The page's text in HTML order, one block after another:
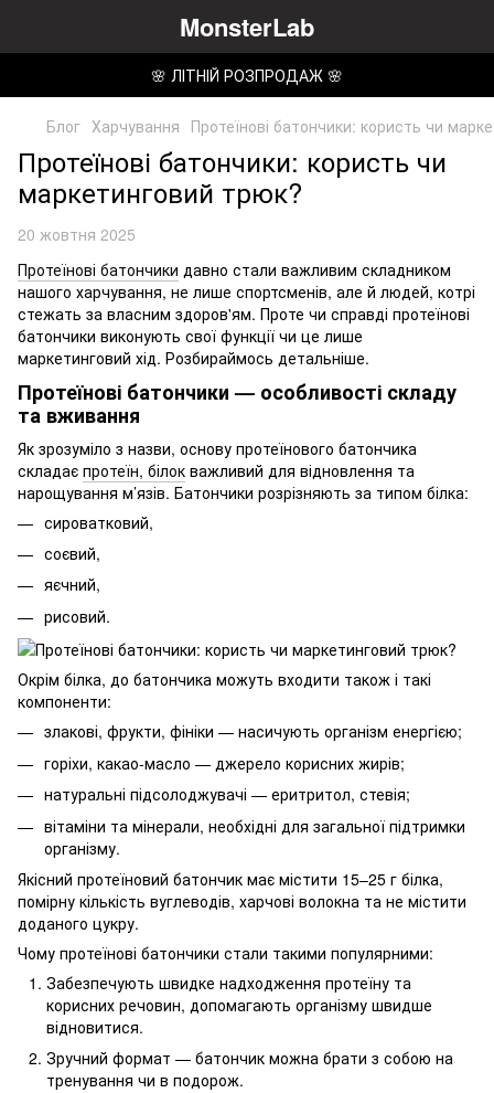
MonsterLab
🌸 ЛІТНІЙ РОЗПРОДАЖ 🌸
Блог Харчування Протеїнові батончики: користь чи
Протеїнові батончики: користь чи
маркетинговий трюк?
20 жовтня 2025
Протеїнові батончики давно стали важливим складником
нашого харчування, не лише спортсменів, але й людей, котрі
стежать за власним здоров'ям. Проте чи справді протеїнові
батончики виконують свої функції чи це лише
маркетинговий хід. Розбираймось детальніше.
Протеїнові батончики — особливості складу
та вживання
Як зрозуміло з назви, основу протеїнового батончика
складає протеїн, білок важливий для відновлення та
нарощування м’язів. Батончики розрізняють за типом білка:
сироватковий,
соєвий,
яєчний,
рисовий.
Окрім білка, до батончика можуть входити також і такі
компоненти:
злакові, фрукти, фініки — насичують організм енергією;
горіхи, какао-масло — джерело корисних жирів;
натуральні підсолоджувачі — еритритол, стевія;
вітаміни та мінерали, необхідні для загальної підтримки
організму.
Якісний протеїновий батончик має містити 15–25 г білка,
помірну кількість вуглеводів, харчові волокна та не містити
доданого цукру.
Чому протеїнові батончики стали такими популярними:
Забезпечують швидке надходження протеїну та
корисних речовин, допомагають організму швидше
відновитися.
Зручний формат — батончик можна брати з собою на
тренування чи в подорож.